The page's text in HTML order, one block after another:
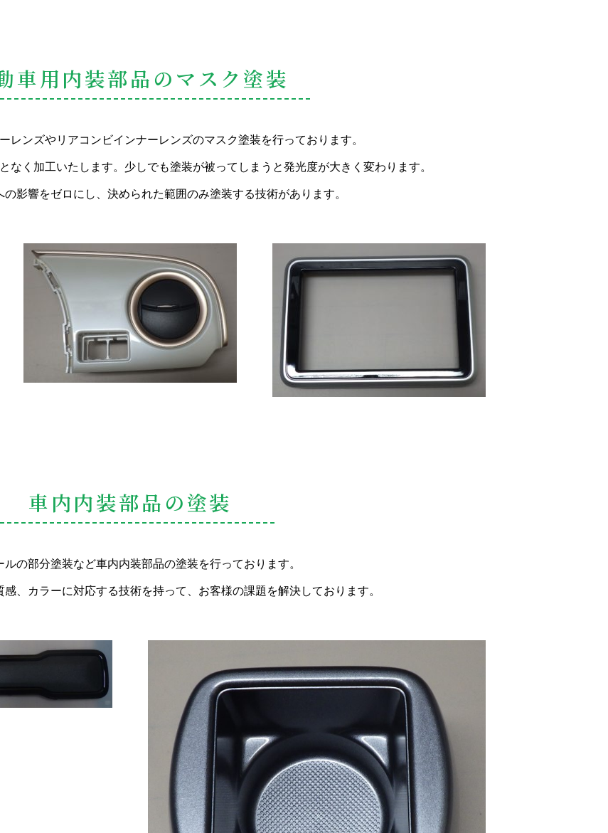
車用内装部品のマスク塗装
レンズやリアコンビインナーレンズのマスク塗装を行っております。
なく加工いたします。少しでも塗装が被ってしまうと発光度が大きく変わります。
の影響をゼロにし、決められた範囲のみ塗装する技術があります。
車内内装部品の塗装
ルの部分塗装など車内内装部品の塗装を行っております。
、カラーに対応する技術を持って、お客様の課題を解決しております。